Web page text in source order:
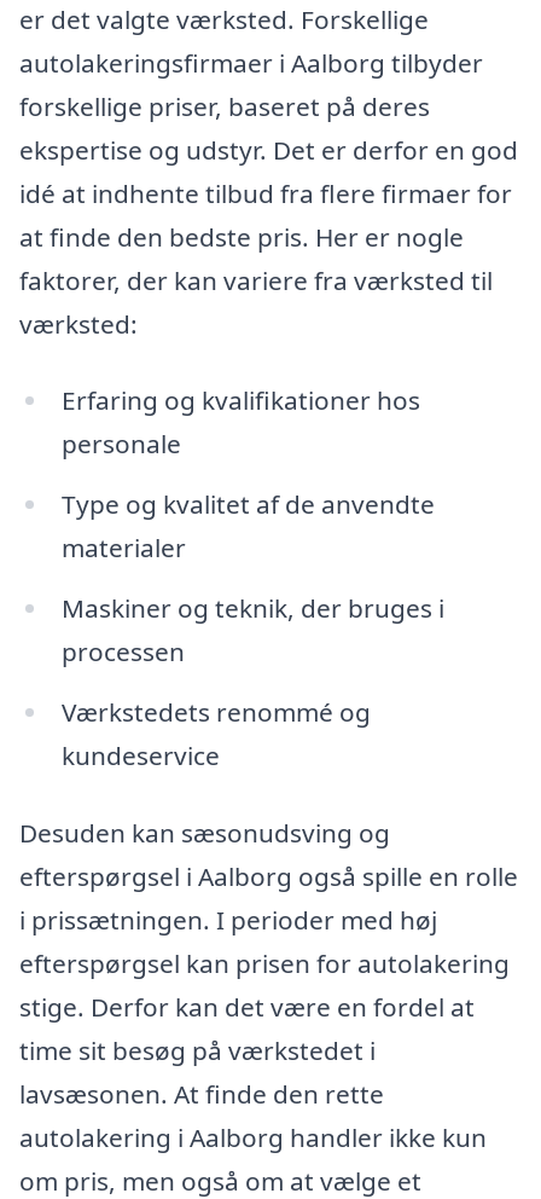
er det valgte værksted. Forskellige
autolakeringsfirmaer i Aalborg tilbyder
forskellige priser, baseret på deres
ekspertise og udstyr. Det er derfor en god
idé at indhente tilbud fra flere firmaer for
at finde den bedste pris. Her er nogle
faktorer, der kan variere fra værksted til
værksted:
Erfaring og kvalifikationer hos
personale
Type og kvalitet af de anvendte
materialer
Maskiner og teknik, der bruges i
processen
Værkstedets renommé og
kundeservice
Desuden kan sæsonudsving og
efterspørgsel i Aalborg også spille en rolle
i prissætningen. I perioder med høj
efterspørgsel kan prisen for autolakering
stige. Derfor kan det være en fordel at
time sit besøg på værkstedet i
lavsæsonen. At finde den rette
autolakering i Aalborg handler ikke kun
om pris, men også om at vælge et